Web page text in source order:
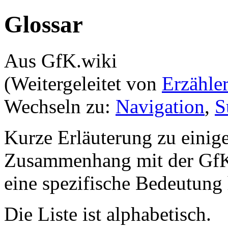
Glossar
Aus GfK.wiki
(Weitergeleitet von
Wechseln zu: Navigation,
Kurze Erläuterung zu
Zusammenhang mit der
eine spezifische Bedeutung
Die Liste ist alphabetisch.